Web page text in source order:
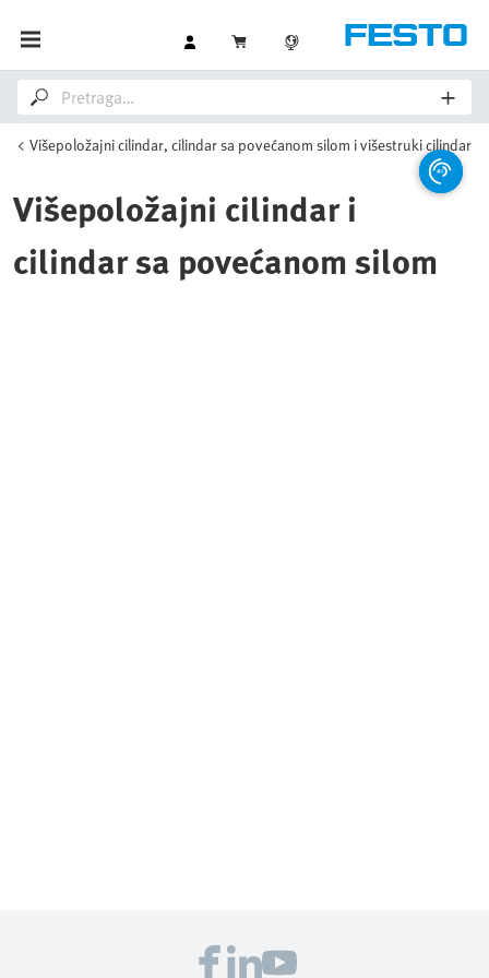
Višepoložajni cilindar, cilindar sa povećanom silom i višestruki cilindar
Višepoložajni cilindar i
cilindar sa povećanom silom